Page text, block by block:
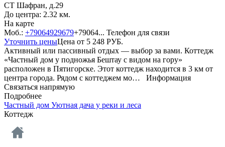
СТ Шафран, д.29
До центра: 2.32 км.
На карте
Моб.: +79064929679+79064... Телефон для связи
Уточнить ценыЦена от 5 248 РУБ.
Активный или пассивный отдых — выбор за вами. Коттедж
«Частный дом у подножья Бештау c видом на гору»
расположен в Пятигорске. Этот коттедж находится в 3 км от
центра города. Рядом с коттеджем мо… Информация
Связаться напрямую
Подробнее
Частный дом Уютная дача у реки и леса
Коттедж